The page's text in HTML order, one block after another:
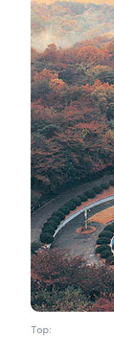
Top: